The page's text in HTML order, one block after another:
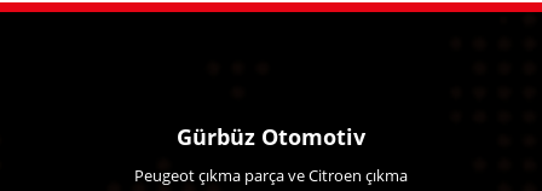
Gürbüz Otomotiv
Peugeot çıkma parça ve Citroen çıkma